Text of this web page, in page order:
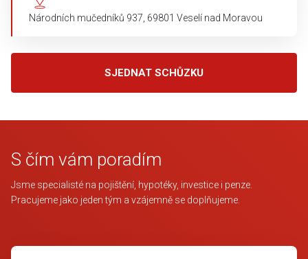
Národních mučedníků 937, 69801 Veselí nad Moravou
SJEDNAT SCHŮZKU
S čím vám poradím
Jsme specialisté na pojištění, hypotéky, investice i penze.
Pracujeme jako jeden tým a vzájemně se doplňujeme.